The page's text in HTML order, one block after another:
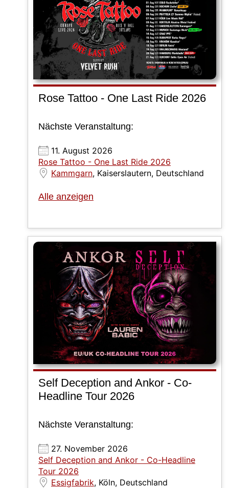
Rose Tattoo - One Last Ride 2026
Nächste Veranstaltung:
11. August 2026
Rose Tattoo - One Last Ride 2026
Kammgarn, Kaiserslautern, Deutschland
Alle anzeigen
Self Deception and Ankor - Co-
Headline Tour 2026
Nächste Veranstaltung:
27. November 2026
Self Deception and Ankor - Co-Headline
Tour 2026
Essigfabrik, Köln, Deutschland